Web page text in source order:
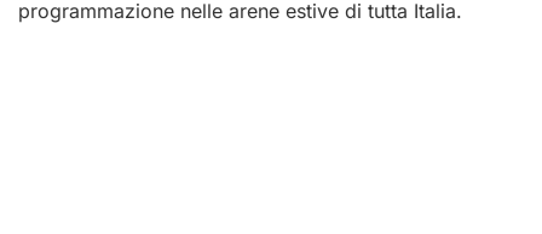
programmazione nelle arene estive di tutta Italia.